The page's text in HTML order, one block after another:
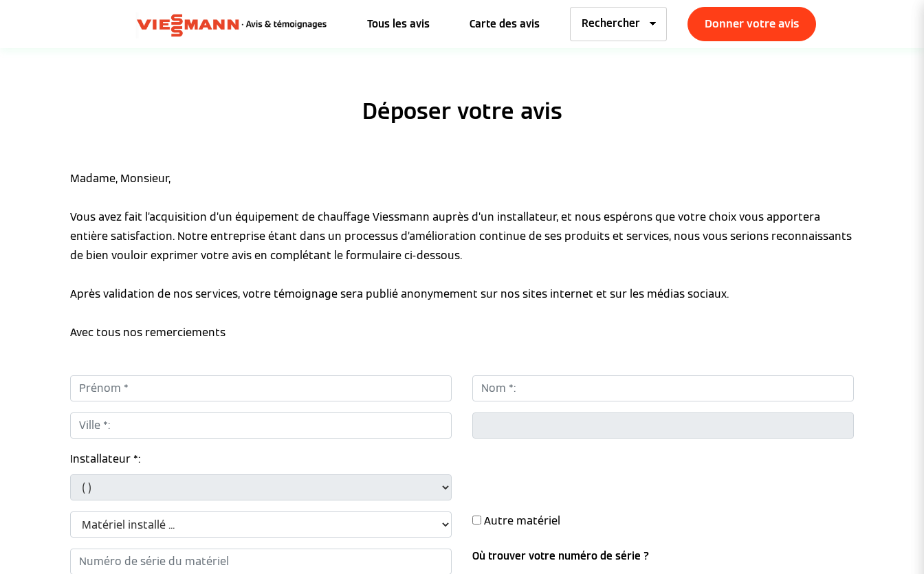
Tous les avis Carte des avis Donner votre avis
Déposer votre avis
Madame, Monsieur,
Vous avez fait l’acquisition d’un équipement de chauffage Viessmann auprès d’un installateur, et nous espérons que votre choix vous apportera
entière satisfaction. Notre entreprise étant dans un processus d’amélioration continue de ses produits et services, nous vous serions reconnaissants
de bien vouloir exprimer votre avis en complétant le formulaire ci-dessous.
Après validation de nos services, votre témoignage sera publié anonymement sur nos sites internet et sur les médias sociaux.
Avec tous nos remerciements
Prénom *: Nom *:
Ville *:
Installateur *:
Autre matériel
Où trouver votre numéro de série ?